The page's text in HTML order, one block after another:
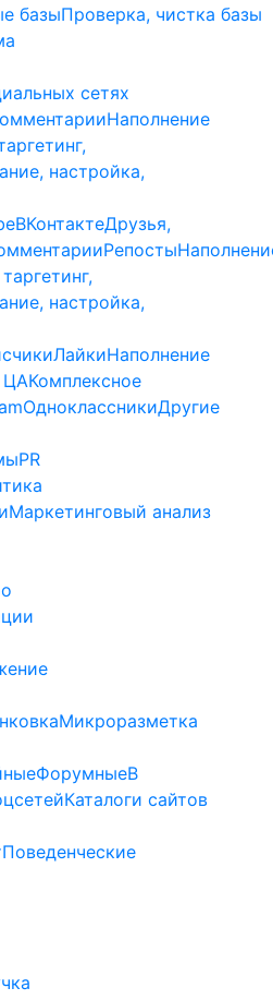
базыПроверка, чистка базы
сетях
Наполнение
настройка,
ВКонтактеДрузья,
Репосты
настройка,
ЛайкиНаполнение
ЦАКомплексное
ОдноклассникиДругие
PR
Маркетинговый анализ
Микроразметка
ФорумныеВ
Каталоги сайтов
Поведенческие